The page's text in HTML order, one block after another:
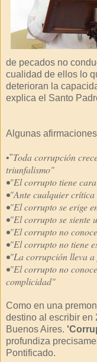
de pecados no
cualidad de ellos lo
deterioran la
explica el Santo
Algunas
•"Toda corrupción
triunfalismo"
•"El corrupto tiene
•"Ante cualquier
•"El corrupto se erige
•"El corrupto se siente
•"El corrupto no
•"El corrupto no tiene
•"La corrupción lleva
•"El corrupto no
complicidad"
Como en una
destino al escribir en
Buenos Aires.
profundiza
Pontificado.